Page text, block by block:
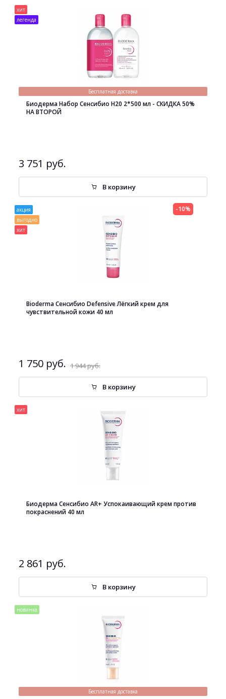
хит
легенда
Бесплатная доставка
Биодерма Набор Сенсибио H20 2*500 мл - СКИДКА 50%
НА ВТОРОЙ
3 751 руб.
В корзину
акция
выгодно
хит
Bioderma Сенсибио Defensive Лёгкий крем для
чувствительной кожи 40 мл
1 750 руб. 1 944 руб.
-10%
В корзину
хит
Биодерма Сенсибио AR+ Успокаивающий крем против
покраснений 40 мл
2 861 руб.
В корзину
новинка
Бесплатная доставка